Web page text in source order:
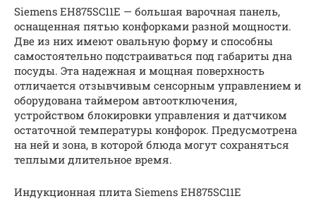
Siemens EH875SC11E — большая варочная панель,
оснащенная пятью конфорками разной мощности.
Две из них имеют овальную форму и способны
самостоятельно подстраиваться под габариты дна
посуды. Эта надежная и мощная поверхность
отличается отзывчивым сенсорным управлением и
оборудована таймером автоотключения,
устройством блокировки управления и датчиком
остаточной температуры конфорок. Предусмотрена
на ней и зона, в которой блюда могут сохраняться
теплыми длительное время.
Индукционная плита Siemens EH875SC11E